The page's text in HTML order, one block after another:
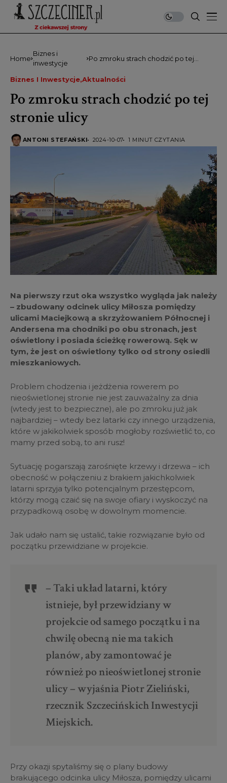
Home
Biznes i
inwestycje
Po zmroku strach chodzić po tej
Biznes I Inwestycje Aktualności
Po zmroku strach chodzić po tej
stronie ulicy
ANTONI STEFAŃSKI 2024-10-07 1 MINUT CZYTANIA
Na pierwszy rzut oka wszystko wygląda jak należy
– zbudowany odcinek ulicy Miłosza pomiędzy
ulicami Maciejkową a skrzyżowaniem Północnej i
Andersena ma chodniki po obu stronach, jest
oświetlony i posiada ścieżkę rowerową. Sęk w
tym, że jest on oświetlony tylko od strony osiedli
mieszkaniowych.
Problem chodzenia i jeżdżenia rowerem po
nieoświetlonej stronie nie jest zauważalny za dnia
(wtedy jest to bezpieczne), ale po zmroku już jak
najbardziej – wtedy bez latarki czy innego urządzenia,
które w jakikolwiek sposób mogłoby rozświetlić to, co
mamy przed sobą, to ani rusz!
Sytuację pogarszają zarośnięte krzewy i drzewa – ich
obecność w połączeniu z brakiem jakichkolwiek
latarni sprzyja tylko potencjalnym przestępcom,
którzy mogą czaić się na swoje ofiary i wyskoczyć na
przypadkową osobę w dowolnym momencie.
Jak udało nam się ustalić, takie rozwiązanie było od
początku przewidziane w projekcie.
– Taki układ latarni, który
istnieje, był przewidziany w
projekcie od samego początku i na
chwilę obecną nie ma takich
planów, aby zamontować je
również po nieoświetlonej stronie
ulicy – wyjaśnia Piotr Zieliński,
rzecznik Szczecińskich Inwestycji
Miejskich.
Przy okazji spytaliśmy się o plany budowy
brakującego odcinka ulicy Miłosza, pomiędzy ulicami